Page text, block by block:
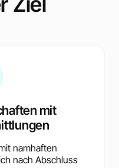
mit
namhaften
nach Abschluss